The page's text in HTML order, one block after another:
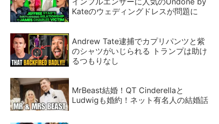
Kateのウェディングドレスが問題に
Andrew Tate逮捕でカプリパンツと紫
のシャツがいじられる トランプは助け
るつもりなし
MrBeast結婚！QT Cinderellaと
Ludwigも婚約！ネット有名人の結婚話